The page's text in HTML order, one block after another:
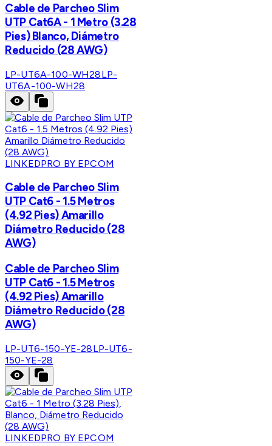
Cable de Parcheo Slim
UTP Cat6A - 1 Metro (3.28
Pies) Blanco, Diámetro
Reducido (28 AWG)
LP-UT6A-100-WH28LP-
UT6A-100-WH28
LINKEDPRO BY EPCOM
Cable de Parcheo Slim
UTP Cat6 - 1.5 Metros
(4.92 Pies) Amarillo
Diámetro Reducido (28
AWG)
Cable de Parcheo Slim
UTP Cat6 - 1.5 Metros
(4.92 Pies) Amarillo
Diámetro Reducido (28
AWG)
LP-UT6-150-YE-28LP-UT6-
150-YE-28
LINKEDPRO BY EPCOM